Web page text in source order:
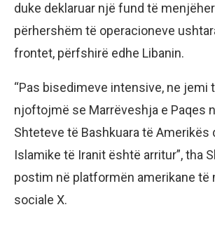
duke deklaruar një fund të
përhershëm të operacioneve
frontet, përfshirë edhe Libanin.
“Pas bisedimeve intensive, ne jemi
njoftojmë se Marrëveshja e Paqes
Shteteve të Bashkuara të Amerikës
Islamike të Iranit është arritur”, tha
postim në platformën amerikane të
sociale X.